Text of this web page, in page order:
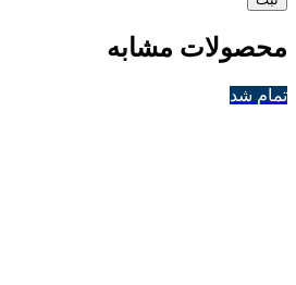
محصولات مشابه
تمام شد